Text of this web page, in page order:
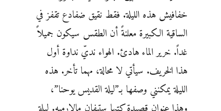
خفافيش هذه الليلة. فقط نقيق ضفادع تقفز في
الساقية الكبيرة معلنةً أن الطقس سيكون جميلاً
غداً. خرير الماء هادئ. الهواء نديّ نداوة أول
هذا الخريف. سيأتي لا محالة، مهما تأخر. هذه
الليلة يمكنني وصفها بـ”ليلة القديس يوحنا”،